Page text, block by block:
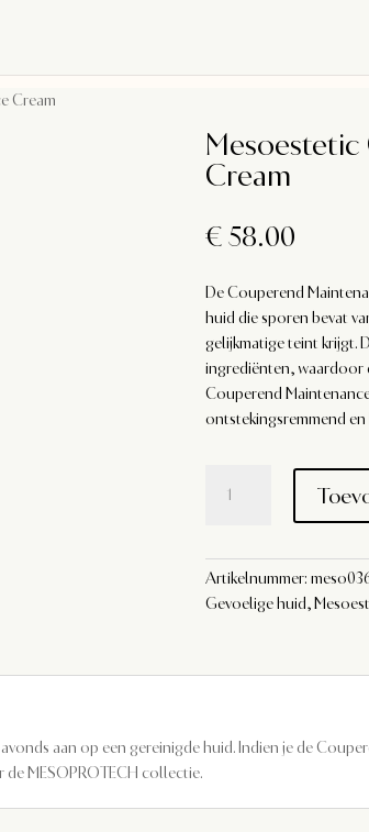
Cream
Cream
€58.00
De Couperend
huid die sporen bevat
gelijkmatige teint krijgt.
ingrediënten, waardoor
Couperend
ontstekingsremmend
Couperend
aantal
Artikelnummer:
Gevoelige huid,
aan op een gereinigde huid. Indien je de
MESOPROTECH collectie.